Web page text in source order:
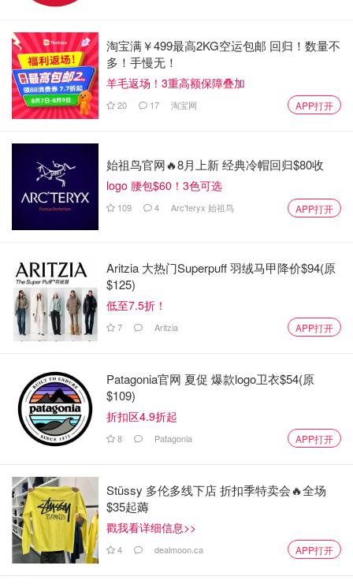
淘宝满￥499最高2KG空运包邮 回归！数量不
多！手慢无！
羊毛返场！3重高额保障叠加
20 17 淘宝网 APP打开
始祖鸟官网🔥8月上新 经典冷帽回归$80收
logo 腰包$60！3色可选
109 4 Arc'teryx 始祖鸟 APP打开
Aritzia 大热门Superpuff 羽绒马甲降价$94(原
$125)
低至7.5折！
7 Aritzia APP打开
Patagonia官网 夏促 爆款logo卫衣$54(原
$109)
折扣区4.9折起
8 Patagonia APP打开
Stüssy 多伦多线下店 折扣季特卖会🔥全场
$35起薅
戳我看详细信息>>
4 dealmoon.ca APP打开